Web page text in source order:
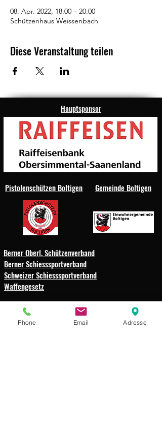
08. Apr. 2022, 18:00 – 20:00
Schützenhaus Weissenbach
Diese Veranstaltung teilen
Hauptsponsor
Pistolenschützen Boltigen Gemeinde Boltigen
Berner Oberl. Schützenverband
Berner Schiesssportverband
Schweizer Schiesssportverband
Waffengesetz
Schützengesellschaft
Weissenbach-Boltigen
Phone Email Adresse